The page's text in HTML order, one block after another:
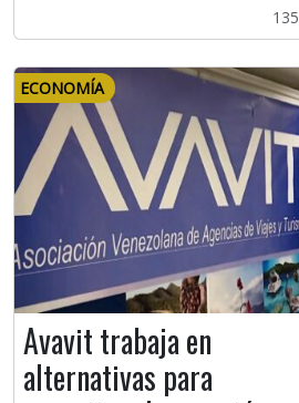
135
ECONOMÍA
Avavit trabaja en
alternativas para